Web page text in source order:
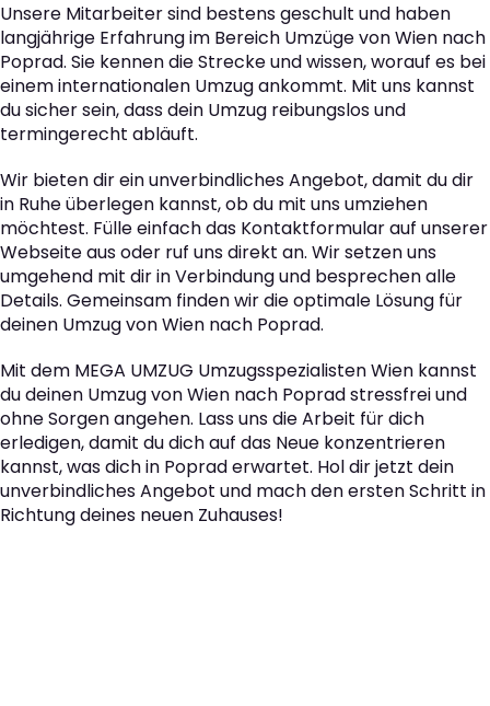
Unsere Mitarbeiter sind bestens geschult und haben
langjährige Erfahrung im Bereich Umzüge von Wien nach
Poprad. Sie kennen die Strecke und wissen, worauf es bei
einem internationalen Umzug ankommt. Mit uns kannst
du sicher sein, dass dein Umzug reibungslos und
termingerecht abläuft.
Wir bieten dir ein unverbindliches Angebot, damit du dir
in Ruhe überlegen kannst, ob du mit uns umziehen
möchtest. Fülle einfach das Kontaktformular auf unserer
Webseite aus oder ruf uns direkt an. Wir setzen uns
umgehend mit dir in Verbindung und besprechen alle
Details. Gemeinsam finden wir die optimale Lösung für
deinen Umzug von Wien nach Poprad.
Mit dem MEGA UMZUG Umzugsspezialisten Wien kannst
du deinen Umzug von Wien nach Poprad stressfrei und
ohne Sorgen angehen. Lass uns die Arbeit für dich
erledigen, damit du dich auf das Neue konzentrieren
kannst, was dich in Poprad erwartet. Hol dir jetzt dein
unverbindliches Angebot und mach den ersten Schritt in
Richtung deines neuen Zuhauses!